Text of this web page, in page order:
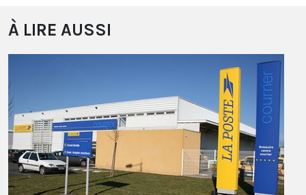
À LIRE AUSSI